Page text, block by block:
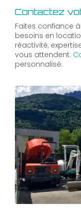
Contactez
Faites confiance à
besoins en
réactivité,
vous attendent.
personnalisé.